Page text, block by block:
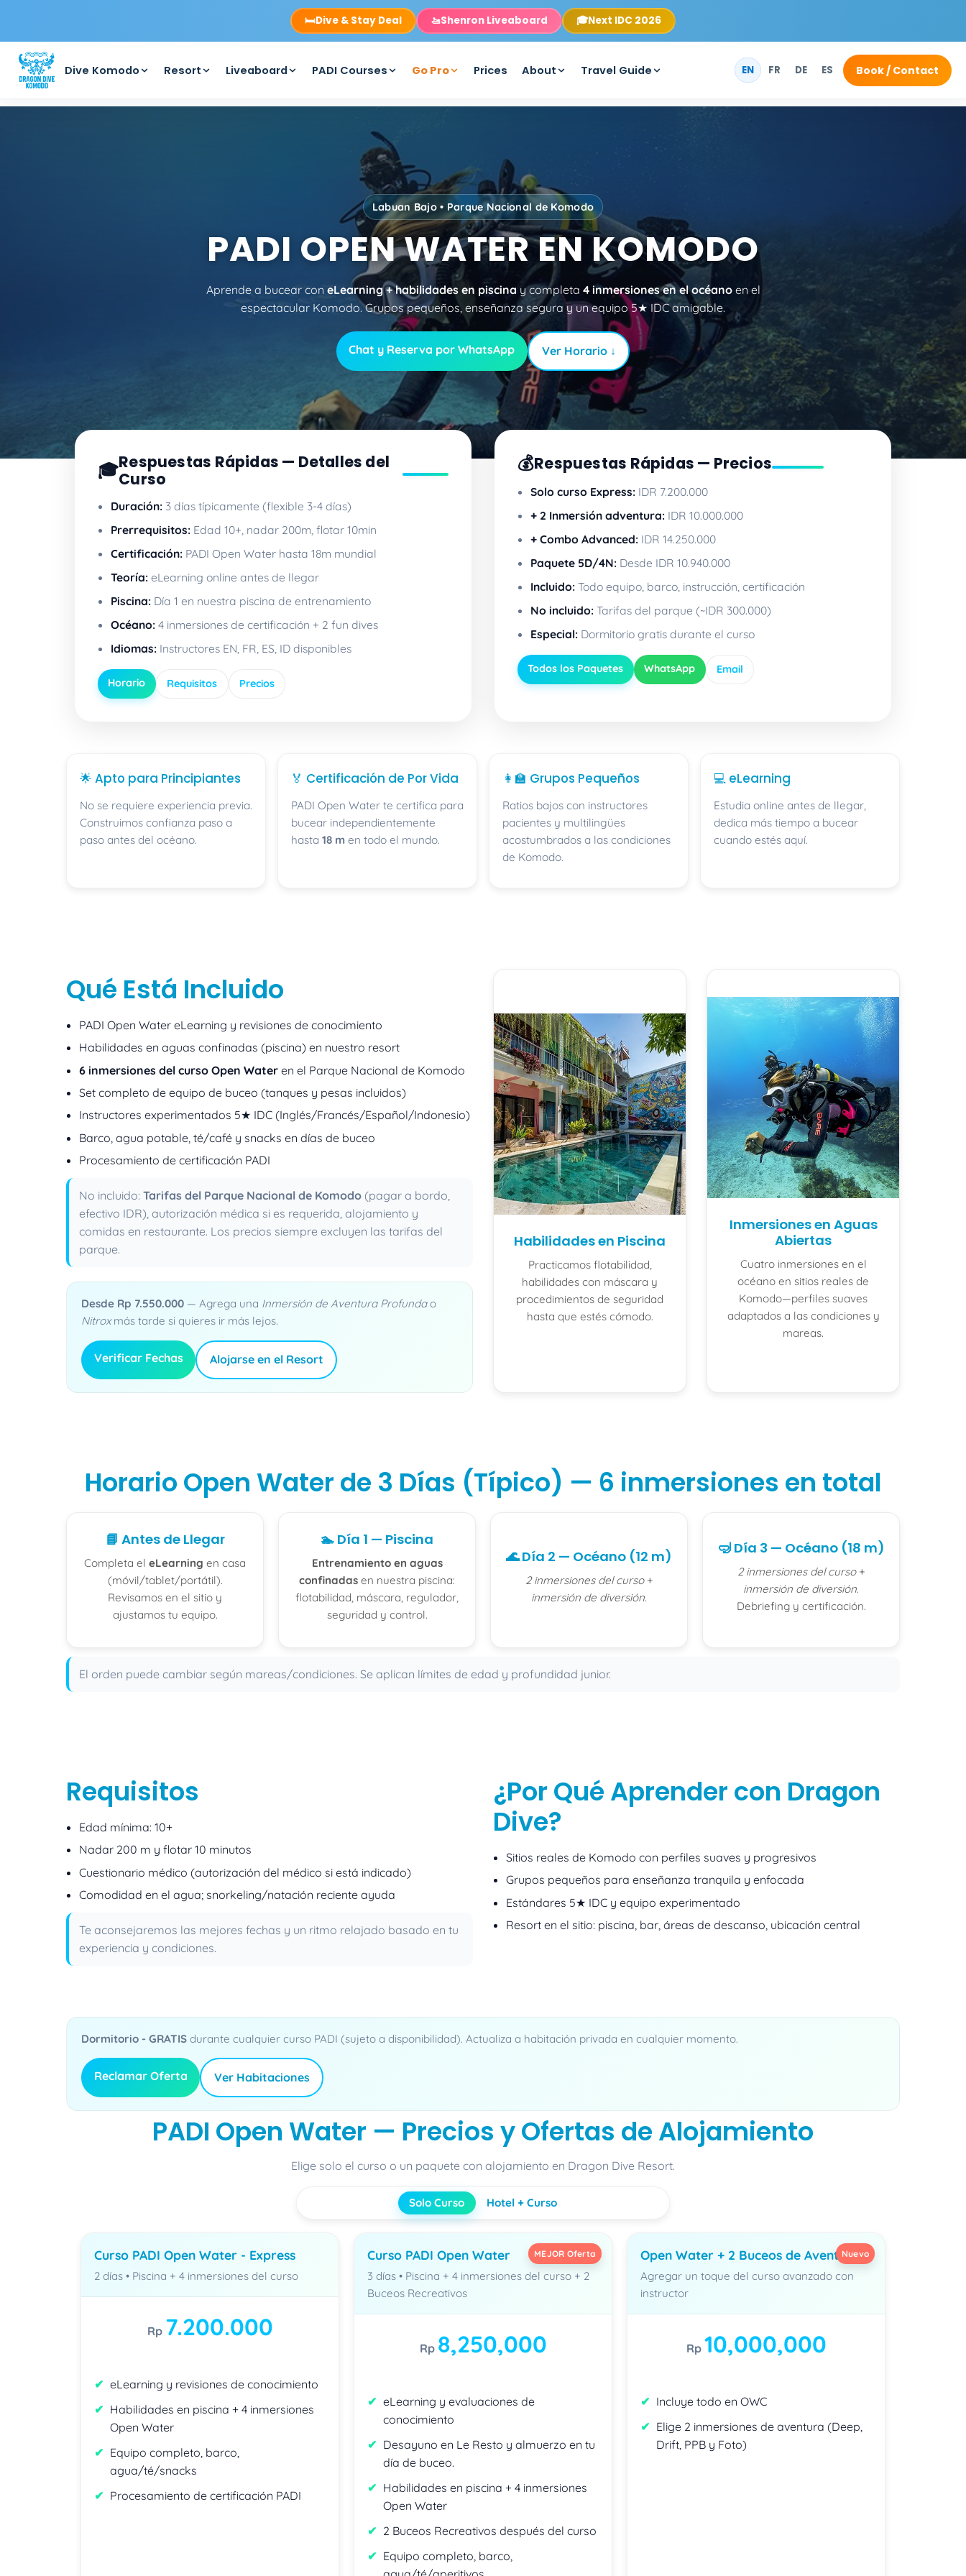
🛏️Dive & Stay Deal 🚤Shenron Liveaboard 🎓Next IDC 2026
Dive Komodo Resort Liveaboard PADI Courses Go Pro Prices About Travel Guide EN FR DE ES Book / Contact
Labuan Bajo • Parque Nacional de Komodo
PADI OPEN WATER EN KOMODO
Aprende a bucear con eLearning + habilidades en piscina y completa 4 inmersiones en el océanoen el
espectacular Komodo. Grupos pequeños, enseñanza segura y un equipo 5★ IDC amigable.
Chat y Reserva por WhatsApp Ver Horario ↓
🎓Respuestas Rápidas — Detalles del
Curso
Duración:3 días típicamente (flexible 3-4 días)
Prerrequisitos:Edad 10+, nadar 200m, flotar 10min
Certificación:PADI Open Water hasta 18m mundial
Teoría:eLearning online antes de llegar
Piscina:Día 1 en nuestra piscina de entrenamiento
Océano:4 inmersiones de certificación + 2 fun dives
Idiomas:Instructores EN, FR, ES, ID disponibles
Horario Requisitos Precios
💰Respuestas Rápidas — Precios
Solo curso Express:IDR 7.200.000
+ 2 Inmersión adventura:IDR 10.000.000
+ Combo Advanced:IDR 14.250.000
Paquete 5D/4N:Desde IDR 10.940.000
Incluido:Todo equipo, barco, instrucción, certificación
No incluido:Tarifas del parque (~IDR 300.000)
Especial:Dormitorio gratis durante el curso
Todos los Paquetes WhatsApp Email
🌟 Apto para Principiantes
No se requiere experiencia previa.
Construimos confianza paso a
paso antes del océano.
🏅 Certificación de Por Vida
PADI Open Water te certifica para
bucear independientemente
hasta 18 m en todo el mundo.
👩‍🏫 Grupos Pequeños
Ratios bajos con instructores
pacientes y multilingües
acostumbrados a las condiciones
de Komodo.
💻 eLearning
Estudia online antes de llegar,
dedica más tiempo a bucear
cuando estés aquí.
Qué Está Incluido
PADI Open Water eLearning y revisiones de conocimiento
Habilidades en aguas confinadas (piscina) en nuestro resort
6 inmersiones del curso Open Wateren el Parque Nacional de Komodo
Set completo de equipo de buceo (tanques y pesas incluidos)
Instructores experimentados 5★ IDC (Inglés/Francés/Español/Indonesio)
Barco, agua potable, té/café y snacks en días de buceo
Procesamiento de certificación PADI
No incluido: Tarifas del Parque Nacional de Komodo (pagar a bordo,
efectivo IDR), autorización médica si es requerida, alojamiento y
comidas en restaurante. Los precios siempre excluyen las tarifas del
parque.
Desde Rp 7.550.000 — Agrega una Inmersión de Aventura Profundao
Nitroxmás tarde si quieres ir más lejos.
Verificar Fechas Alojarse en el Resort
Habilidades en Piscina
Practicamos flotabilidad,
habilidades con máscara y
procedimientos de seguridad
hasta que estés cómodo.
Inmersiones en Aguas
Abiertas
Cuatro inmersiones en el
océano en sitios reales de
Komodo—perfiles suaves
adaptados a las condiciones y
mareas.
Horario Open Water de 3 Días (Típico) — 6 inmersiones en total
📘 Antes de Llegar
Completa el eLearning en casa
(móvil/tablet/portátil).
Revisamos en el sitio y
ajustamos tu equipo.
🏊 Día 1 — Piscina
Entrenamiento en aguas
confinadas en nuestra piscina:
flotabilidad, máscara, regulador,
seguridad y control.
🌊 Día 2 — Océano (12 m)
2 inmersiones del curso+
inmersión de diversión.
🤿 Día 3 — Océano (18 m)
2 inmersiones del curso+
inmersión de diversión.
Debriefing y certificación.
El orden puede cambiar según mareas/condiciones. Se aplican límites de edad y profundidad junior.
Requisitos
Edad mínima: 10+
Nadar 200 m y flotar 10 minutos
Cuestionario médico (autorización del médico si está indicado)
Comodidad en el agua; snorkeling/natación reciente ayuda
Te aconsejaremos las mejores fechas y un ritmo relajado basado en tu
experiencia y condiciones.
¿Por Qué Aprender con Dragon
Dive?
Sitios reales de Komodo con perfiles suaves y progresivos
Grupos pequeños para enseñanza tranquila y enfocada
Estándares 5★ IDC y equipo experimentado
Resort en el sitio: piscina, bar, áreas de descanso, ubicación central
Dormitorio - GRATIS durante cualquier curso PADI (sujeto a disponibilidad). Actualiza a habitación privada en cualquier momento.
Reclamar Oferta Ver Habitaciones
PADI Open Water — Precios y Ofertas de Alojamiento
Elige solo el curso o un paquete con alojamiento en Dragon Dive Resort.
Solo Curso Hotel + Curso
Curso PADI Open Water - Express
2 días • Piscina + 4 inmersiones del curso
Rp 7.200.000
eLearning y revisiones de conocimiento
Habilidades en piscina + 4 inmersiones
Open Water
Equipo completo, barco,
agua/té/snacks
Procesamiento de certificación PADI
MEJOR Oferta
Curso PADI Open Water
3 días • Piscina + 4 inmersiones del curso + 2
Buceos Recreativos
Rp 8,250,000
eLearning y evaluaciones de
conocimiento
Desayuno en Le Resto y almuerzo en tu
día de buceo.
Habilidades en piscina + 4 inmersiones
Open Water
2 Buceos Recreativos después del curso
Equipo completo, barco,
Nuevo
Open Water + 2 Buceos de Aventura
Agregar un toque del curso avanzado con
instructor
Rp 10,000,000
Incluye todo en OWC
Elige 2 inmersiones de aventura (Deep,
Drift, PPB y Foto)